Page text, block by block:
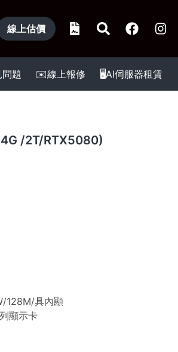
線上估價
題 ✉️線上報修 🖥️AI伺服器租賃
/2T/RTX5080)
128M/具內顯
顯示卡